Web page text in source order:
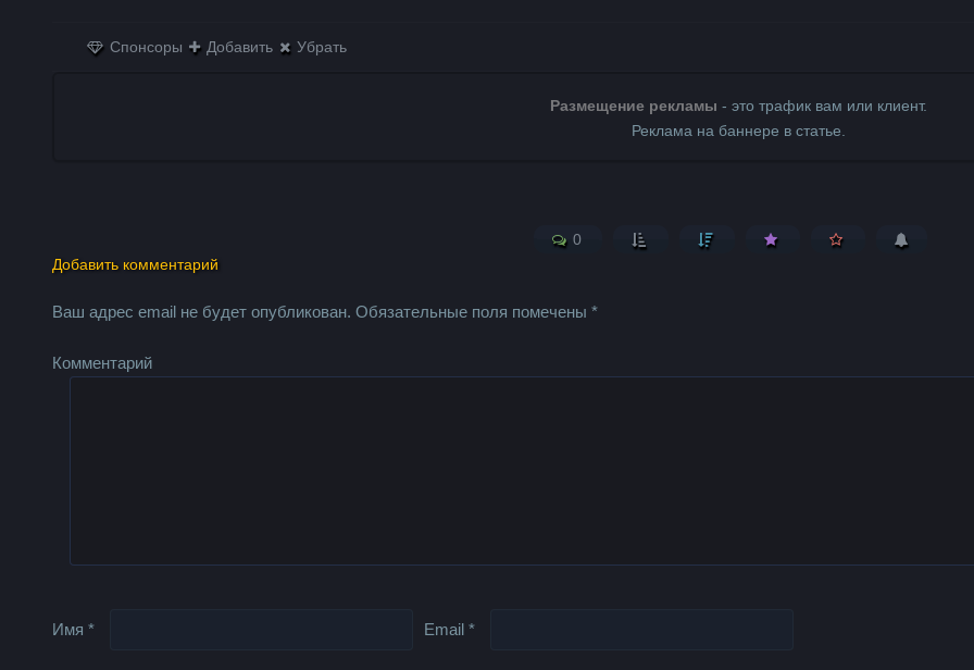
Спонсоры Добавить Убрать
Размещение рекламы - это трафик вам или клиент.
Реклама на баннере в статье.
0
Добавить комментарий
Ваш адрес email не будет опубликован. Обязательные поля помечены*
Комментарий
Имя* Email*